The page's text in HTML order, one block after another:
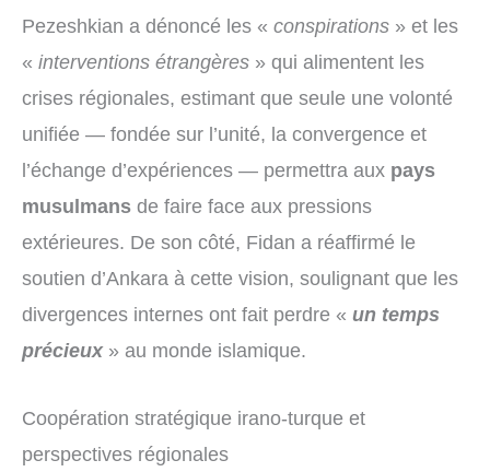
Pezeshkian a dénoncé les « conspirations » et les
« interventions étrangères » qui alimentent les
crises régionales, estimant que seule une volonté
unifiée — fondée sur l’unité, la convergence et
l’échange d’expériences — permettra aux pays
musulmans de faire face aux pressions
extérieures. De son côté, Fidan a réaffirmé le
soutien d’Ankara à cette vision, soulignant que les
divergences internes ont fait perdre « un temps
précieux» au monde islamique.
Coopération stratégique irano-turque et
perspectives régionales